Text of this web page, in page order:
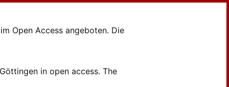
Open Access angeboten. Die
in open access. The